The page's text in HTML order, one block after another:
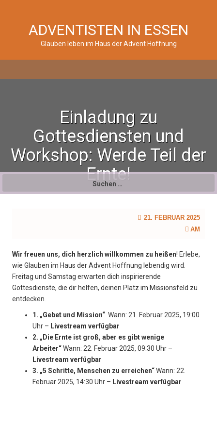
ADVENTISTEN IN ESSEN
Glauben leben im Haus der Advent Hoffnung
Einladung zu
Gottesdiensten und
Workshop: Werde Teil der
Ernte!
21. FEBRUAR 2025
AM
Wir freuen uns, dich herzlich willkommen zu heißen! Erlebe,
wie Glauben im Haus der Advent Hoffnung lebendig wird.
Freitag und Samstag erwarten dich inspirierende
Gottesdienste, die dir helfen, deinen Platz im Missionsfeld zu
entdecken.
1. „Gebet und Mission“ Wann: 21. Februar 2025, 19:00
Uhr – Livestream verfügbar
2. „Die Ernte ist groß, aber es gibt wenige
Arbeiter“Wann: 22. Februar 2025, 09:30 Uhr –
Livestream verfügbar
3. „5 Schritte, Menschen zu erreichen“Wann: 22.
Februar 2025, 14:30 Uhr – Livestream verfügbar